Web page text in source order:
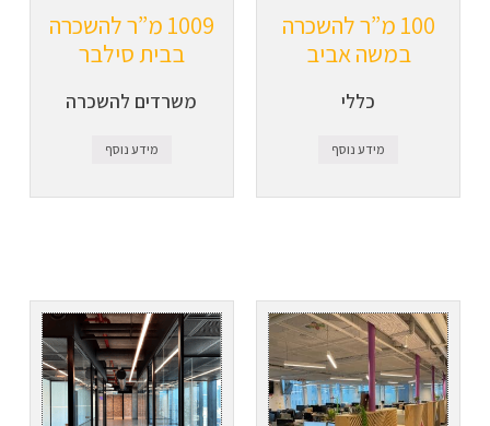
100 מ”ר להשכרה
במשה אביב
כללי
מידע נוסף
1009 מ”ר להשכרה
בבית סילבר
משרדים להשכרה
מידע נוסף